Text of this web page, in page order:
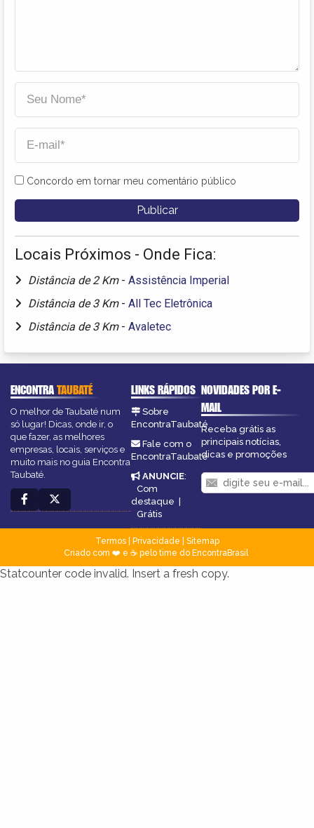
Concordo em tornar meu comentário público
Locais Próximos - Onde Fica:
Distância de 2 Km - Assistência Imperial
Distância de 3 Km - All Tec Eletrônica
Distância de 3 Km - Avaletec
ENCONTRATAUBATÉ
O melhor de Taubaté num
só lugar! Dicas, onde ir, o
que fazer, as melhores
empresas, locais, serviços e
muito mais no guia Encontra
Taubaté.
LINKS RÁPIDOS
Sobre
EncontraTaubaté
Fale com o
EncontraTaubaté
ANUNCIE:
Com
destaque |
Grátis
NOVIDADES POR E-
MAIL
Receba grátis as
principais notícias,
dicas e promoções
Termos| Privacidade
Sitemap
Criado com ❤️ e ☕ pelo time do EncontraBrasil
Statcounter code invalid. Insert a fresh copy.